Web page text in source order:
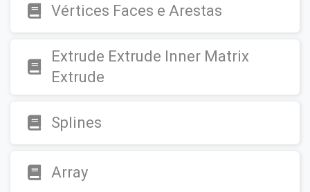
Vértices Faces e Arestas
Extrude Extrude Inner Matrix
Extrude
Splines
Array